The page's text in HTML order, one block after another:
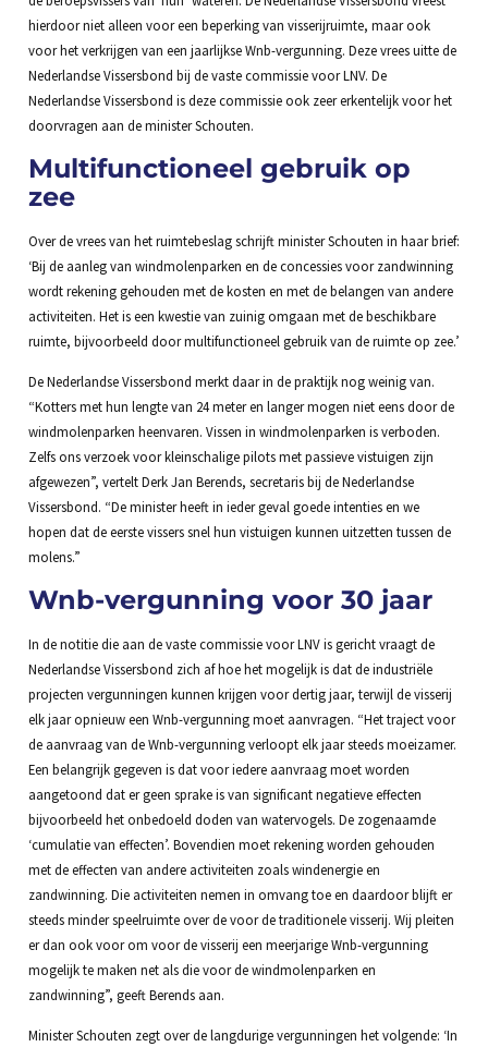
hierdoor niet alleen voor een beperking van visserijruimte, maar ook
voor het verkrijgen van een jaarlijkse Wnb-vergunning. Deze vrees uitte de
Nederlandse Vissersbond bij de vaste commissie voor LNV. De
Nederlandse Vissersbond is deze commissie ook zeer erkentelijk voor het
doorvragen aan de minister Schouten.
Multifunctioneel gebruik op
zee
Over de vrees van het ruimtebeslag schrijft minister Schouten in haar brief:
‘Bij de aanleg van windmolenparken en de concessies voor zandwinning
wordt rekening gehouden met de kosten en met de belangen van andere
activiteiten. Het is een kwestie van zuinig omgaan met de beschikbare
ruimte, bijvoorbeeld door multifunctioneel gebruik van de ruimte op zee.’
De Nederlandse Vissersbond merkt daar in de praktijk nog weinig van.
“Kotters met hun lengte van 24 meter en langer mogen niet eens door de
windmolenparken heenvaren. Vissen in windmolenparken is verboden.
Zelfs ons verzoek voor kleinschalige pilots met passieve vistuigen zijn
afgewezen”, vertelt Derk Jan Berends, secretaris bij de Nederlandse
Vissersbond. “De minister heeft in ieder geval goede intenties en we
hopen dat de eerste vissers snel hun vistuigen kunnen uitzetten tussen de
molens.”
Wnb-vergunning voor 30 jaar
In de notitie die aan de vaste commissie voor LNV is gericht vraagt de
Nederlandse Vissersbond zich af hoe het mogelijk is dat de industriële
projecten vergunningen kunnen krijgen voor dertig jaar, terwijl de visserij
elk jaar opnieuw een Wnb-vergunning moet aanvragen. “Het traject voor
de aanvraag van de Wnb-vergunning verloopt elk jaar steeds moeizamer.
Een belangrijk gegeven is dat voor iedere aanvraag moet worden
aangetoond dat er geen sprake is van significant negatieve effecten
bijvoorbeeld het onbedoeld doden van watervogels. De zogenaamde
‘cumulatie van effecten’. Bovendien moet rekening worden gehouden
met de effecten van andere activiteiten zoals windenergie en
zandwinning. Die activiteiten nemen in omvang toe en daardoor blijft er
steeds minder speelruimte over de voor de traditionele visserij. Wij pleiten
er dan ook voor om voor de visserij een meerjarige Wnb-vergunning
mogelijk te maken net als die voor de windmolenparken en
zandwinning”, geeft Berends aan.
Minister Schouten zegt over de langdurige vergunningen het volgende: ‘In